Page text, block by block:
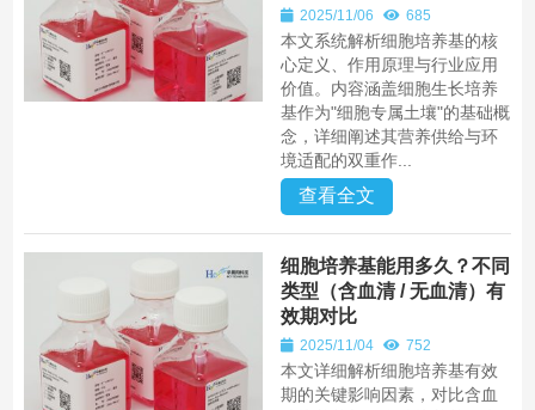
2025/11/06 685
本文系统解析细胞培养基的核
心定义、作用原理与行业应用
价值。内容涵盖细胞生长培养
基作为"细胞专属土壤"的基础概
念，详细阐述其营养供给与环
境适配的双重作...
查看全文
细胞培养基能用多久？不同
类型（含血清 / 无血清）有
效期对比
2025/11/04 752
本文详细解析细胞培养基有效
期的关键影响因素，对比含血